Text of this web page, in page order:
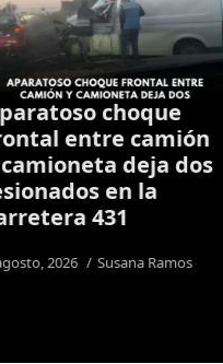
choque
entre camión
deja dos
en la
431
2026 Susana Ramos